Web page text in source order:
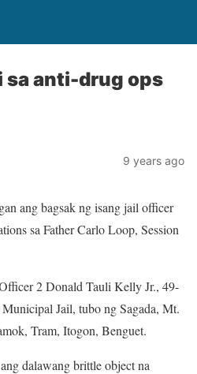
anti-drug ops
9 years ago
ang bagsak ng isang jail officer
sa Father Carlo Loop, Session
2 Donald Tauli Kelly Jr., 49-
Jail, tubo ng Sagada, Mt.
Tram, Itogon, Benguet.
dalawang brittle object na